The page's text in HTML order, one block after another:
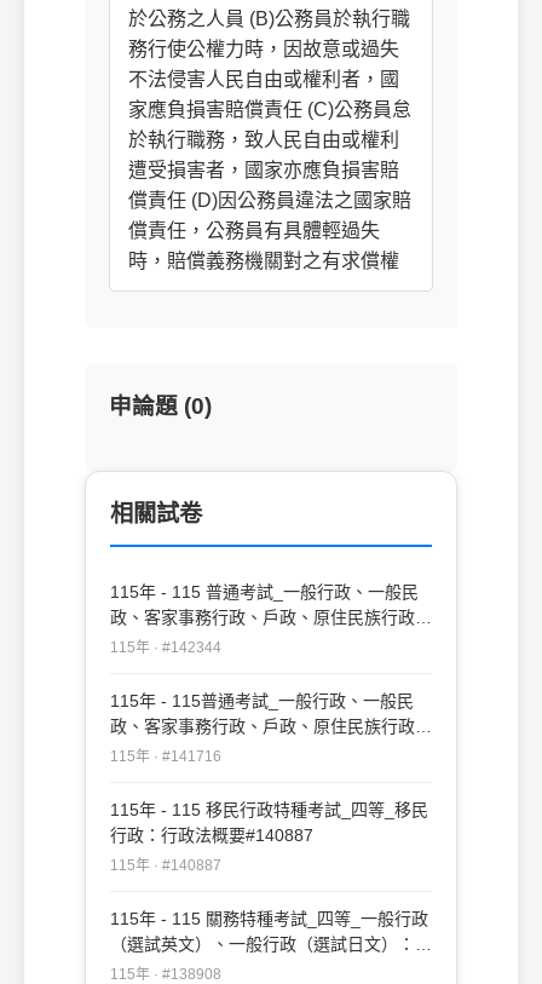
於公務之人員 (B)公務員於執行職
務行使公權力時，因故意或過失
不法侵害人民自由或權利者，國
家應負損害賠償責任 (C)公務員怠
於執行職務，致人民自由或權利
遭受損害者，國家亦應負損害賠
償責任 (D)因公務員違法之國家賠
償責任，公務員有具體輕過失
時，賠償義務機關對之有求償權
申論題 (0)
相關試卷
115年 - 115 普通考試_一般行政、一般民
政、客家事務行政、戶政、原住民族行政、
社會行政、勞工行政、教育行政、人事行
複)#142344
115年 · #142344
115年 - 115普通考試_一般行政、一般民
政、客家事務行政、戶政、原住民族行政、
社會行政、勞工行政、教育行政、人事行
#141716
115年 · #141716
115年 - 115 移民行政特種考試_四等_移民
行政：行政法概要#140887
115年 · #140887
115年 - 115 關務特種考試_四等_一般行政
（選試英文）、一般行政（選試日文）：行
政法概要#138908
115年 · #138908